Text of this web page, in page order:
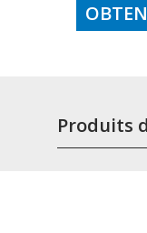
Produits